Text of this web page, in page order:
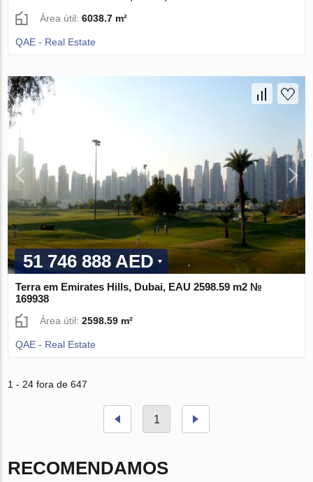
Área útil:6038.7 m²
QAE - Real Estate
51 746 888 AED
Terra em Emirates Hills, Dubai, EAU 2598.59 m2 №
169938
Área útil:2598.59 m²
QAE - Real Estate
1 - 24 fora de 647
1
RECOMENDAMOS